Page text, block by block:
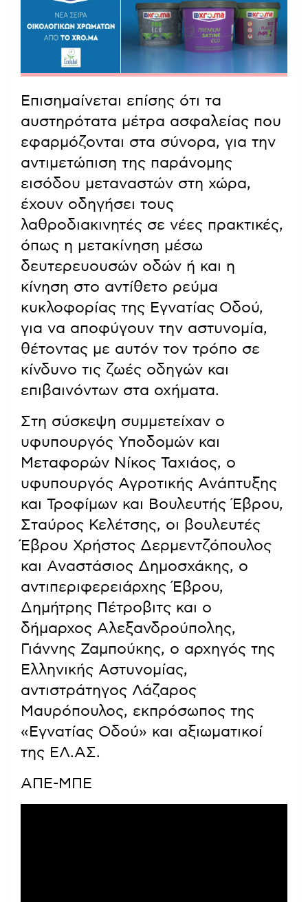
Επισημαίνεται επίσης ότι τα
αυστηρότατα μέτρα ασφαλείας που
εφαρμόζονται στα σύνορα, για την
αντιμετώπιση της παράνομης
εισόδου μεταναστών στη χώρα,
έχουν οδηγήσει τους
λαθροδιακινητές σε νέες πρακτικές,
όπως η μετακίνηση μέσω
δευτερευουσών οδών ή και η
κίνηση στο αντίθετο ρεύμα
κυκλοφορίας της Εγνατίας Οδού,
για να αποφύγουν την αστυνομία,
θέτοντας με αυτόν τον τρόπο σε
κίνδυνο τις ζωές οδηγών και
επιβαινόντων στα οχήματα.
Στη σύσκεψη συμμετείχαν ο
υφυπουργός Υποδομών και
Μεταφορών Νίκος Ταχιάος, ο
υφυπουργός Αγροτικής Ανάπτυξης
και Τροφίμων και Βουλευτής Έβρου,
Σταύρος Κελέτσης, οι βουλευτές
Έβρου Χρήστος Δερμεντζόπουλος
και Αναστάσιος Δημοσχάκης, ο
αντιπεριφερειάρχης Έβρου,
Δημήτρης Πέτροβιτς και ο
δήμαρχος Αλεξανδρούπολης,
Γιάννης Ζαμπούκης, ο αρχηγός της
Ελληνικής Αστυνομίας,
αντιστράτηγος Λάζαρος
Μαυρόπουλος, εκπρόσωπος της
«Εγνατίας Οδού» και αξιωματικοί
της ΕΛ.ΑΣ.
ΑΠΕ-ΜΠΕ